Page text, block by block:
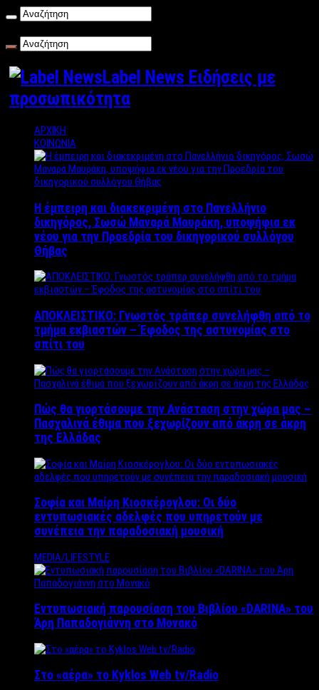
Label News Ειδήσεις με
προσωπικότητα
ΑΡΧΙΚΗ
ΚΟΙΝΩΝΙΑ
Η έμπειρη και διακεκριμένη στο Πανελλήνιο
δικηγόρος, Σωσώ Μαναρά Μαυράκη, υποψήφια εκ
νέου για την Προεδρία του δικηγορικού συλλόγου
Θήβας
ΑΠΟΚΛΕΙΣΤΙΚΟ: Γνωστός τράπερ συνελήφθη από το
τμήμα εκβιαστών – Έφοδος της αστυνομίας στο
σπίτι του
Πώς θα γιορτάσουμε την Ανάσταση στην χώρα μας –
Πασχαλινά έθιμα που ξεχωρίζουν από άκρη σε άκρη
της Ελλάδας
Σοφία και Μαίρη Κιοσκέρογλου: Οι δύο
εντυπωσιακές αδελφές που υπηρετούν με
συνέπεια την παραδοσιακή μουσική
MEDIA/LIFESTYLE
Εντυπωσιακή παρουσίαση του Βιβλίου «DARINA» του
Άρη Παπαδογιάννη στο Μονακό
Στο «αέρα» το Kyklos Web tv/Radio